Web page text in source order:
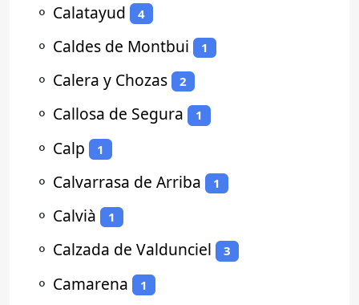
⚬ Calatayud 4
⚬ Caldes de Montbui 1
⚬ Calera y Chozas 2
⚬ Callosa de Segura 1
⚬ Calp 1
⚬ Calvarrasa de Arriba 1
⚬ Calvià 1
⚬ Calzada de Valdunciel 3
⚬ Camarena 1